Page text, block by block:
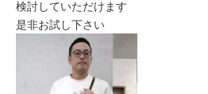
検討していただけます
是非お試し下さい